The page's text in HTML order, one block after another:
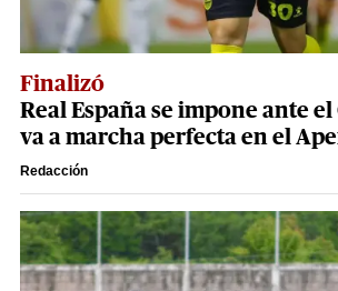
Finalizó
Real España se impone ante el
va a marcha perfecta en el
Redacción